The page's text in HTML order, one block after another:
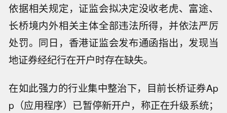
依据相关规定，证监会拟决定没收老虎、富途、
长桥境内外相关主体全部违法所得，并依法严厉
处罚。同日，香港证监会发布通函指出，发现当
地证券经纪行在开户时存在缺失。
在如此强力的行业集中整治下，目前长桥证券Ap
p（应用程序）已暂停新开户，称正在升级系统；